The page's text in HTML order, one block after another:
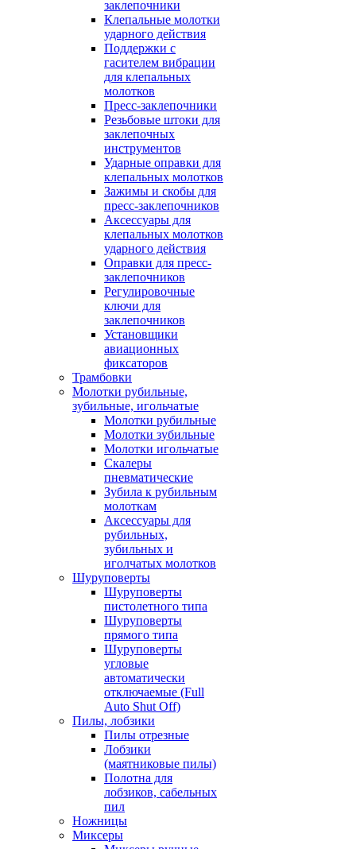
заклепочники
Клепальные молотки
ударного действия
Поддержки с
гасителем вибрации
для клепальных
молотков
Пресс-заклепочники
Резьбовые штоки для
заклепочных
инструментов
Ударные оправки для
клепальных молотков
Зажимы и скобы для
пресс-заклепочников
Аксессуары для
клепальных молотков
ударного действия
Оправки для пресс-
заклепочников
Регулировочные
ключи для
заклепочников
Установщики
авиационных
фиксаторов
Трамбовки
Молотки рубильные,
зубильные, игольчатые
Молотки рубильные
Молотки зубильные
Молотки игольчатые
Скалеры
пневматические
Зубила к рубильным
молоткам
Аксессуары для
рубильных,
зубильных и
иголчатых молотков
Шуруповерты
Шуруповерты
пистолетного типа
Шуруповерты
прямого типа
Шуруповерты
угловые
автоматически
отключаемые (Full
Auto Shut Off)
Пилы, лобзики
Пилы отрезные
Лобзики
(маятниковые пилы)
Полотна для
лобзиков, сабельных
пил
Ножницы
Миксеры